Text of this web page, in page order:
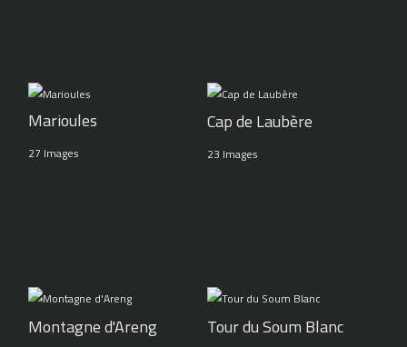
Marioules
27 Images
Cap de Laubère
23 Images
Montagne d'Areng Tour du Soum Blanc